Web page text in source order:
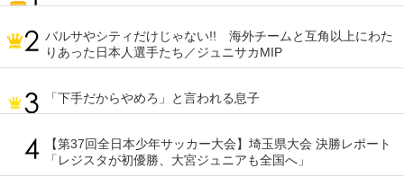
バルサやシティだけじゃない!! 海外チームと互角以上にわた
りあった日本人選手たち／ジュニサカMIP
「下手だからやめろ」と言われる息子
【第37回全日本少年サッカー大会】埼玉県大会 決勝レポート
「レジスタが初優勝、大宮ジュニアも全国へ」